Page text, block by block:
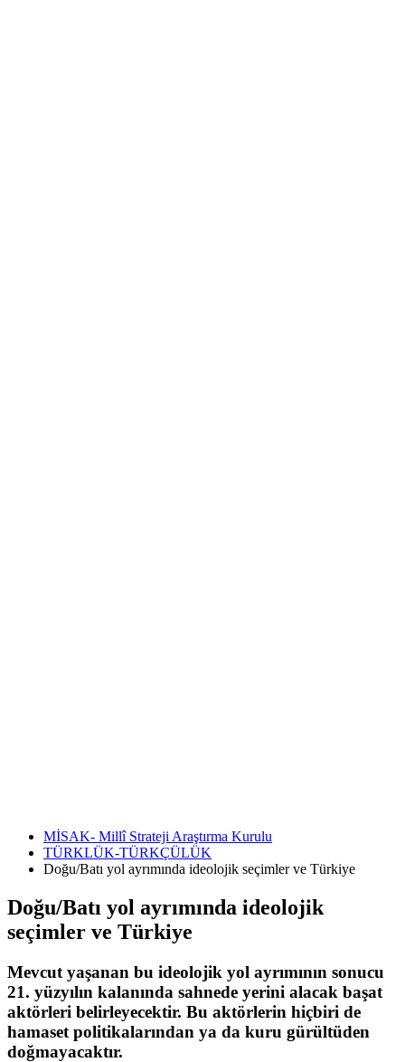
MİSAK- Millî Strateji Araştırma Kurulu
TÜRKLÜK-TÜRKÇÜLÜK
Doğu/Batı yol ayrımında ideolojik seçimler ve Türkiye
Doğu/Batı yol ayrımında ideolojik
seçimler ve Türkiye
Mevcut yaşanan bu ideolojik yol ayrımının sonucu
21. yüzyılın kalanında sahnede yerini alacak başat
aktörleri belirleyecektir. Bu aktörlerin hiçbiri de
hamaset politikalarından ya da kuru gürültüden
doğmayacaktır.